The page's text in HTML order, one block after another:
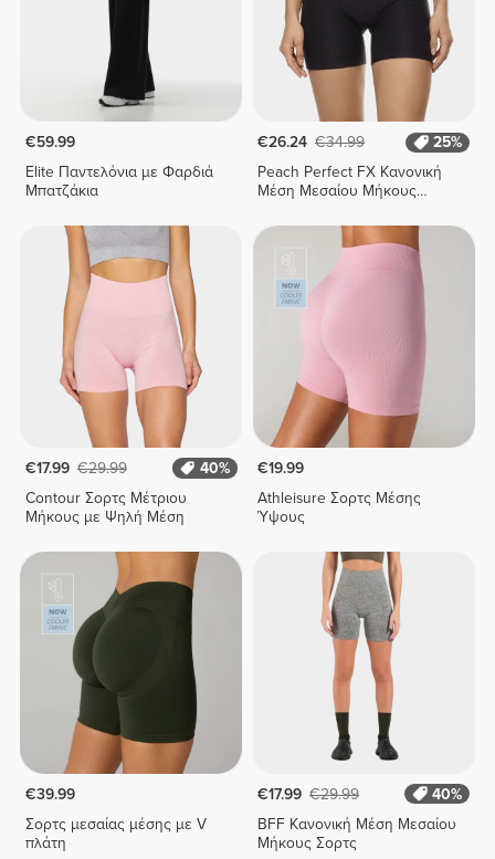
€59.99
Elite Παντελόνια με Φαρδιά
Μπατζάκια
€26.24 €34.99
25%
Peach Perfect FX Κανονική
Μέση Μεσαίου Μήκους
€17.99 €29.99
40%
Contour Σορτς Μέτριου
Μήκους με Ψηλή Μέση
€19.99
Athleisure Σορτς Μέσης
Ύψους
€39.99
Σορτς μεσαίας μέσης με V
πλάτη
€17.99 €29.99
40%
BFF Κανονική Μέση Μεσαίου
Μήκους Σορτς